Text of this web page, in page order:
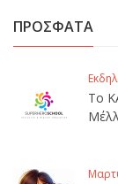
ΠΡΟΣΦΑΤΑ
Το